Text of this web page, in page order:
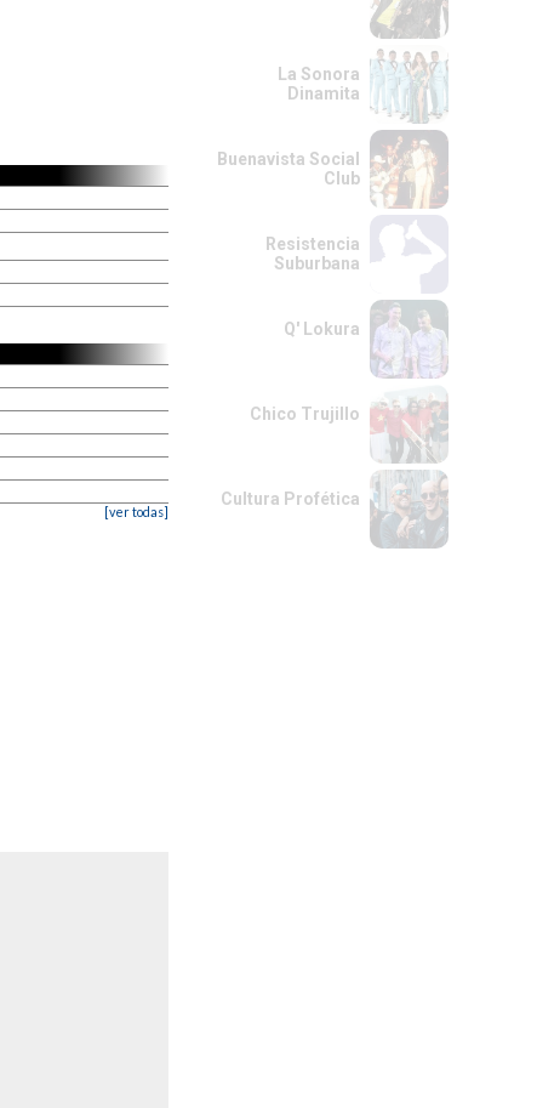
[ver todas]
La Sonora
Dinamita
Buenavista Social
Club
Resistencia
Suburbana
Q' Lokura
Chico Trujillo
Cultura Profética